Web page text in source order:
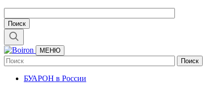
МЕНЮ
БУАРОН в России